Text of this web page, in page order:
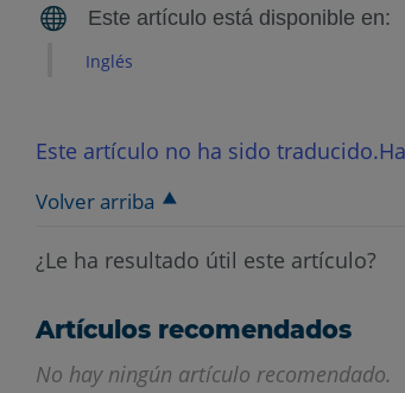
Inglés
Este artículo no ha sido
Volver arriba
¿Le ha resultado útil este artículo?
Artículos recomendados
No hay ningún artículo recomendado.